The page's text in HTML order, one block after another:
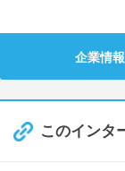
企業情報
このインタ